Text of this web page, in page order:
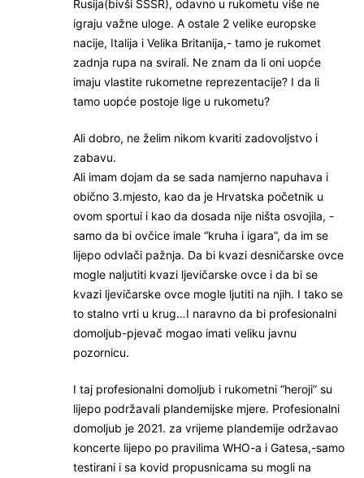
Rusija(bivši SSSR), odavno u rukometu više ne
igraju važne uloge. A ostale 2 velike europske
nacije, Italija i Velika Britanija,- tamo je rukomet
zadnja rupa na svirali. Ne znam da li oni uopće
imaju vlastite rukometne reprezentacije? I da li
tamo uopće postoje lige u rukometu?
Ali dobro, ne želim nikom kvariti zadovoljstvo i
zabavu.
Ali imam dojam da se sada namjerno napuhava i
obično 3.mjesto, kao da je Hrvatska početnik u
ovom sportui i kao da dosada nije ništa osvojila, -
samo da bi ovčice imale “kruha i igara”, da im se
lijepo odvlači pažnja. Da bi kvazi desničarske ovce
mogle naljutiti kvazi ljevičarske ovce i da bi se
kvazi ljevičarske ovce mogle ljutiti na njih. I tako se
to stalno vrti u krug…I naravno da bi profesionalni
domoljub-pjevač mogao imati veliku javnu
pozornicu.
I taj profesionalni domoljub i rukometni “heroji” su
lijepo podržavali plandemijske mjere. Profesionalni
domoljub je 2021. za vrijeme plandemije održavao
koncerte lijepo po pravilima WHO-a i Gatesa,-samo
testirani i sa kovid propusnicama su mogli na